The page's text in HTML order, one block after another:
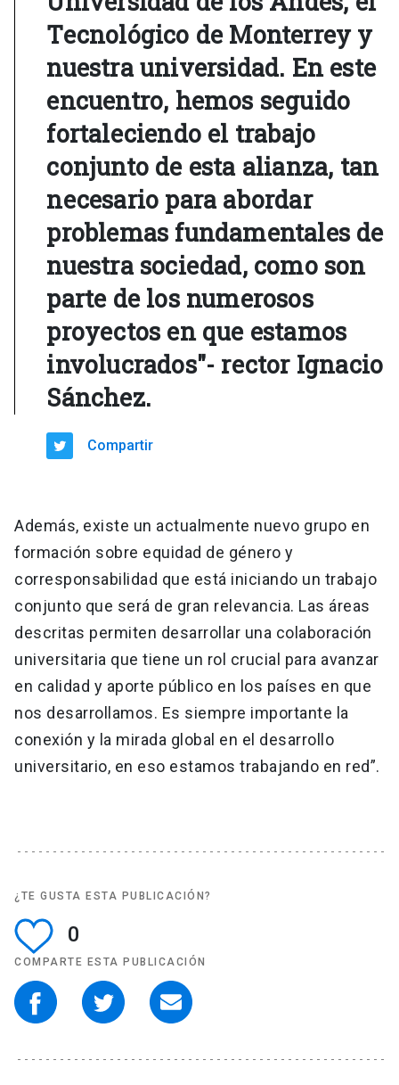
Tecnológico de Monterrey y
nuestra universidad. En este
encuentro, hemos seguido
fortaleciendo el trabajo
conjunto de esta alianza, tan
necesario para abordar
problemas fundamentales de
nuestra sociedad, como son
parte de los numerosos
proyectos en que estamos
involucrados"- rector Ignacio
Sánchez.
Compartir
Además, existe un actualmente nuevo grupo en
formación sobre equidad de género y
corresponsabilidad que está iniciando un trabajo
conjunto que será de gran relevancia. Las áreas
descritas permiten desarrollar una colaboración
universitaria que tiene un rol crucial para avanzar
en calidad y aporte público en los países en que
nos desarrollamos. Es siempre importante la
conexión y la mirada global en el desarrollo
universitario, en eso estamos trabajando en red”.
¿TE GUSTA ESTA PUBLICACIÓN?
0
COMPARTE ESTA PUBLICACIÓN